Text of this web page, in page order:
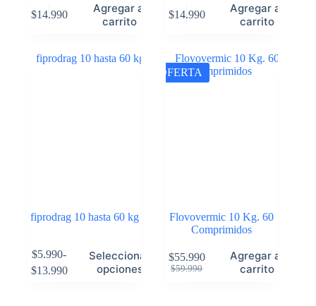
$14.990
Agregar al
carrito
$14.990
Agregar al
carrito
fiprodrag 10 hasta 60 kg
$5.990-
$13.990
Seleccionar
opciones
OFERTA
Flovovermic 10 Kg. 60
Comprimidos
$59.990
$55.990
Agregar al
carrito